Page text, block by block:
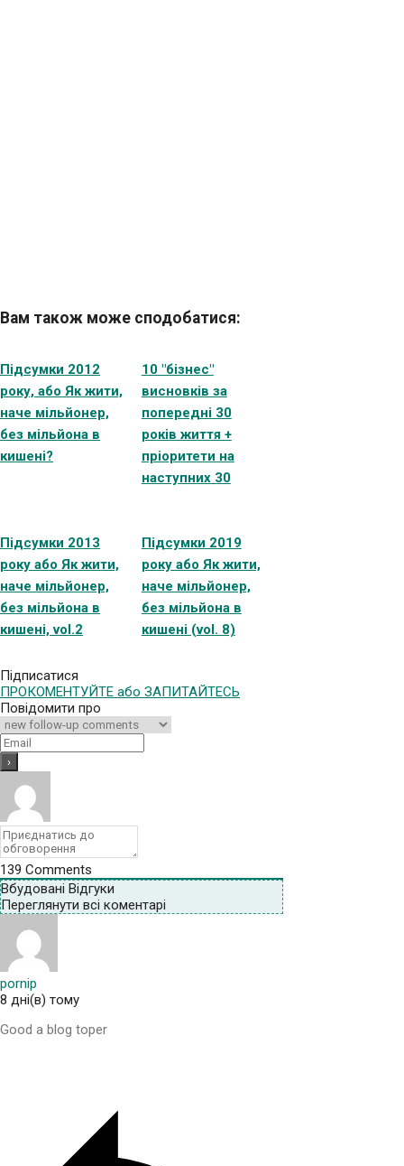
Вам також може сподобатися:
Підсумки 2012
року, або Як жити,
наче мільйонер,
без мільйона в
кишені?
10 "бізнес"
висновків за
попередні 30
років життя +
пріоритети на
наступних 30
Підсумки 2013
року або Як жити,
наче мільйонер,
без мільйона в
кишені, vol.2
Підсумки 2019
року або Як жити,
наче мільйонер,
без мільйона в
кишені (vol. 8)
Підписатися
ПРОКОМЕНТУЙТЕ або ЗАПИТАЙТЕСЬ
Повідомити про
139 Comments
Вбудовані Відгуки
Переглянути всі коментарі
pornip
8 дні(в) тому
Good a blog toper